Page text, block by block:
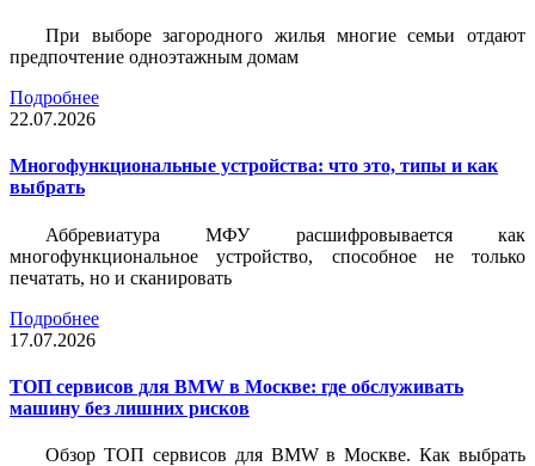
При выборе загородного жилья многие семьи отдают
предпочтение одноэтажным домам
Подробнее
22.07.2026
Многофункциональные устройства: что это, типы и как
выбрать
Аббревиатура МФУ расшифровывается как
многофункциональное устройство, способное не только
печатать, но и сканировать
Подробнее
17.07.2026
ТОП сервисов для BMW в Москве: где обслуживать
машину без лишних рисков
Обзор ТОП сервисов для BMW в Москве. Как выбрать